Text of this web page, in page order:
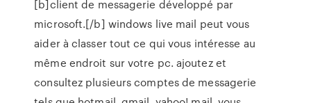
[b]client de messagerie développé par
microsoft.[/b] windows live mail peut vous
aider à classer tout ce qui vous intéresse au
même endroit sur votre pc. ajoutez et
consultez plusieurs comptes de messagerie